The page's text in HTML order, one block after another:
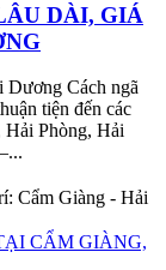
DÀI, GIÁ
Cách ngã
tiện đến các
Phòng, Hải
Cẩm Giàng - Hải